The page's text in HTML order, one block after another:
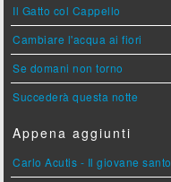
Il Gatto col Cappello
Cambiare l'acqua ai fiori
Se domani non torno
Succederà questa notte
Appena aggiunti
Carlo Acutis - Il giovane santo